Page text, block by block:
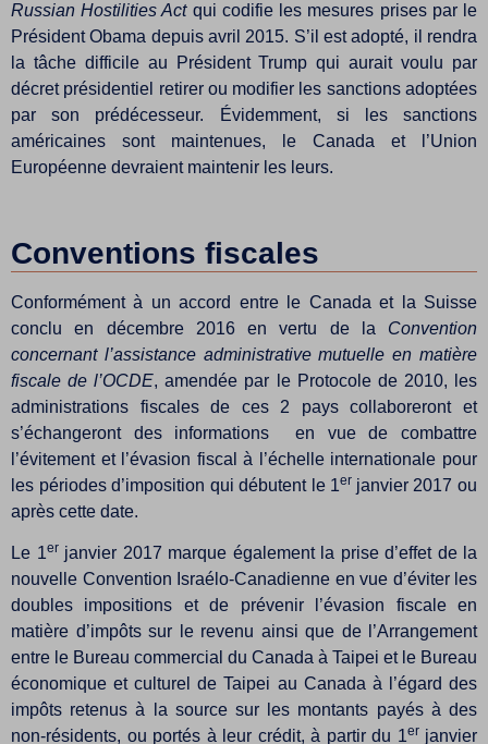
Russian Hostilities Actqui codifie les mesures prises par le
Président Obama depuis avril 2015. S’il est adopté, il rendra
la tâche difficile au Président Trump qui aurait voulu par
décret présidentiel retirer ou modifier les sanctions adoptées
par son prédécesseur. Évidemment, si les sanctions
américaines sont maintenues, le Canada et l’Union
Européenne devraient maintenir les leurs.
Conventions fiscales
Conformément à un accord entre le Canada et la Suisse
conclu en décembre 2016 en vertu de la Convention
concernant l’assistance administrative mutuelle en matière
fiscale de l’OCDE, amendée par le Protocole de 2010, les
administrations fiscales de ces 2 pays collaboreront et
s’échangeront des informations en vue de combattre
l’évitement et l’évasion fiscal à l’échelle internationale pour
les périodes d’imposition qui débutent le 1er janvier 2017 ou
après cette date.
Le 1er janvier 2017 marque également la prise d’effet de la
nouvelle Convention Israélo-Canadienne en vue d’éviter les
doubles impositions et de prévenir l’évasion fiscale en
matière d’impôts sur le revenu ainsi que de l’Arrangement
entre le Bureau commercial du Canada à Taipei et le Bureau
économique et culturel de Taipei au Canada à l’égard des
impôts retenus à la source sur les montants payés à des
non-résidents, ou portés à leur crédit, à partir du 1er janvier